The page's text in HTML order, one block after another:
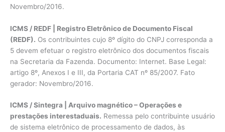
Novembro/2016.
ICMS / REDF | Registro Eletrônico de Documento Fiscal
(REDF). Os contribuintes cujo 8º dígito do CNPJ corresponda a
5 devem efetuar o registro eletrônico dos documentos fiscais
na Secretaria da Fazenda. Documento: Internet. Base Legal:
artigo 8º, Anexos I e III, da Portaria CAT nº 85/2007. Fato
gerador: Novembro/2016.
ICMS / Sintegra | Arquivo magnético – Operações e
prestações interestaduais. Remessa pelo contribuinte usuário
de sistema eletrônico de processamento de dados, às